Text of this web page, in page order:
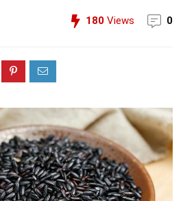
180 Views 0